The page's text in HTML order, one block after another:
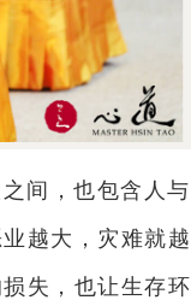
间，也包含人与
越大，灾难就越
失，也让生存环